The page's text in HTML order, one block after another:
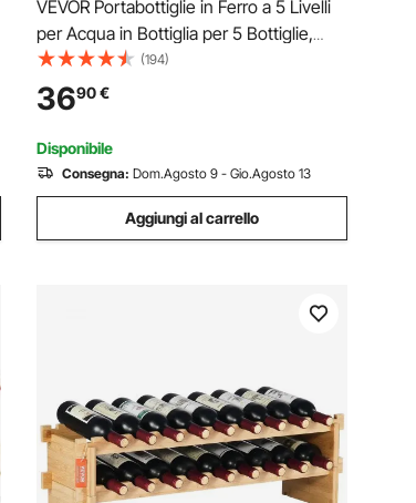
VEVOR Portabottiglie in Ferro a 5 Livelli
per Acqua in Bottiglia per 5 Bottiglie,
Portabottiglie 18,9 L, Portabottiglie per 5
Bottiglie, Portabottiglie Resistente per
Cucina Ufficio Soggiorno Nero
(194)
3690€
Disponibile
Consegna: Dom.Agosto 9 - Gio.Agosto 13
Aggiungi al carrello